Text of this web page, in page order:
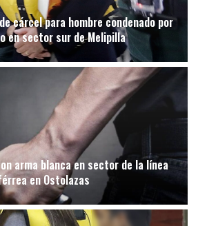
cárcel para hombre condenado por
en sector sur de Melipilla
arma blanca en sector de la línea
en Ostolazas